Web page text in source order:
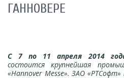
ГАННОВЕРЕ
С 7 по 11 апреля 2014
состоится крупнейшая
«Hannover Messe». ЗАО